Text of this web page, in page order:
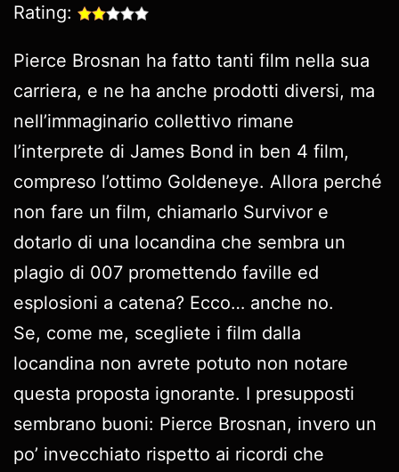
Rating:
Pierce Brosnan ha fatto tanti film nella sua
carriera, e ne ha anche prodotti diversi, ma
nell’immaginario collettivo rimane
l’interprete di James Bond in ben 4 film,
compreso l’ottimo Goldeneye. Allora perché
non fare un film, chiamarlo Survivor e
dotarlo di una locandina che sembra un
plagio di 007 promettendo faville ed
esplosioni a catena? Ecco… anche no.
Se, come me, scegliete i film dalla
locandina non avrete potuto non notare
questa proposta ignorante. I presupposti
sembrano buoni: Pierce Brosnan, invero un
po’ invecchiato rispetto ai ricordi che